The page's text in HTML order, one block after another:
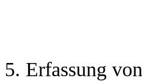
5. Erfassung von